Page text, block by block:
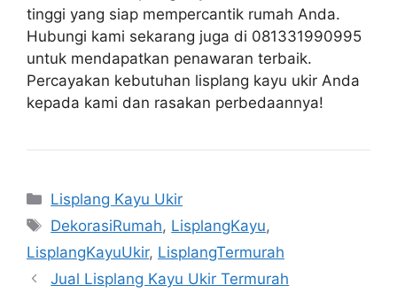
tinggi yang siap mempercantik rumah Anda.
Hubungi kami sekarang juga di 081331990995
untuk mendapatkan penawaran terbaik.
Percayakan kebutuhan lisplang kayu ukir Anda
kepada kami dan rasakan perbedaannya!
Categories
Lisplang Kayu Ukir
Tags
DekorasiRumah, LisplangKayu,
LisplangKayuUkir, LisplangTermurah
Jual Lisplang Kayu Ukir Termurah